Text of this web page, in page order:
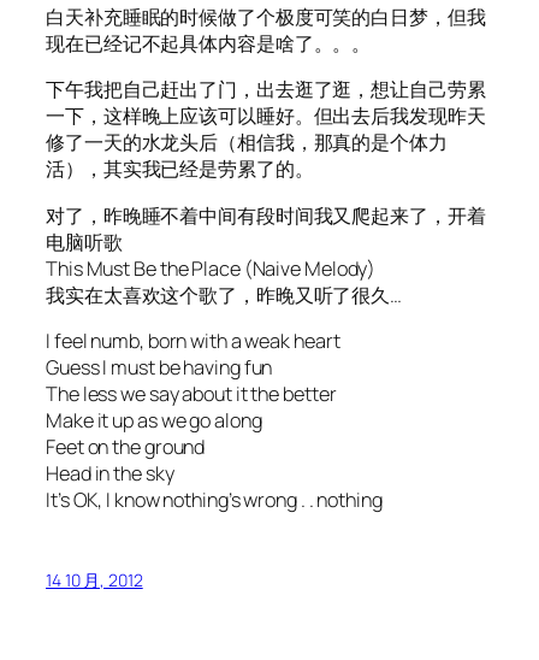
白天补充睡眠的时候做了个极度可笑的白日梦，但我
现在已经记不起具体内容是啥了。。。
下午我把自己赶出了门，出去逛了逛，想让自己劳累
一下，这样晚上应该可以睡好。但出去后我发现昨天
修了一天的水龙头后（相信我，那真的是个体力
活），其实我已经是劳累了的。
对了，昨晚睡不着中间有段时间我又爬起来了，开着
电脑听歌
This Must Be the Place (Naive Melody)
我实在太喜欢这个歌了，昨晚又听了很久…
I feel numb, born with a weak heart
Guess I must be having fun
The less we say about it the better
Make it up as we go along
Feet on the ground
Head in the sky
It’s OK, I know nothing’s wrong . . nothing
14 10 月, 2012